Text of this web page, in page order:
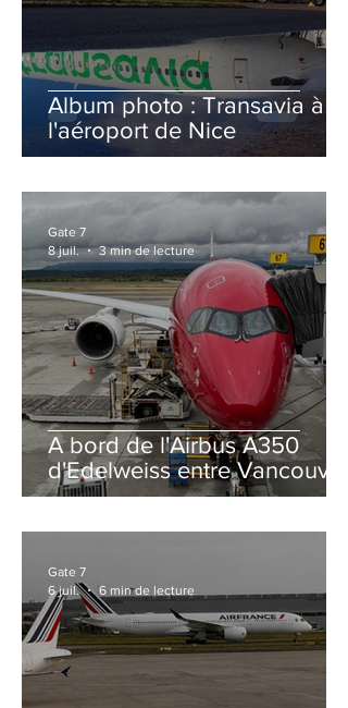
Album photo : Transavia à
l'aéroport de Nice
A bord de l'Airbus A350
d'Edelweiss entre Vancouver
et Zurich
Gate 7
8 juil.
3 min de lecture
Gate 7
6 juil.
6 min de lecture